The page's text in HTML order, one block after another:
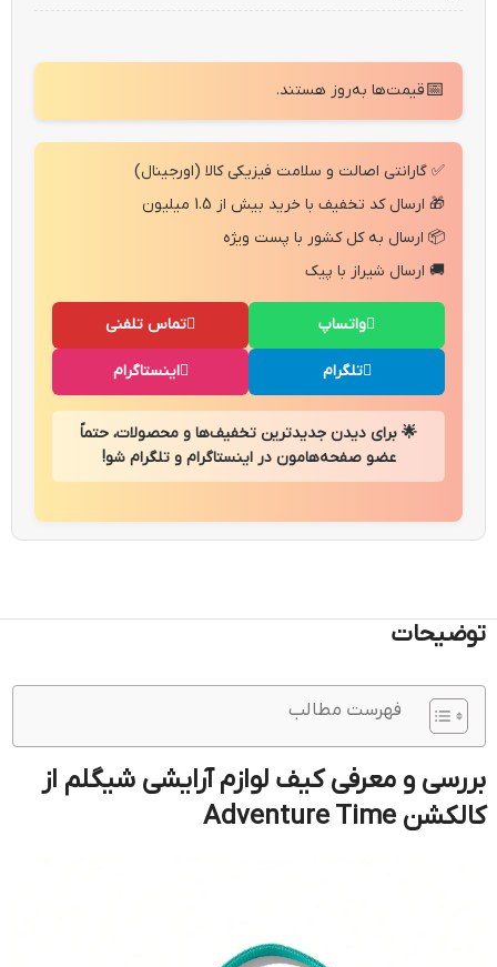
📅قیمت‌ها به‌روز هستند.
✅ گارانتی اصالت و سلامت فیزیکی کالا (اورجینال)
🎁 ارسال کد تخفیف با خرید بیش از 1.5 میلیون
📦 ارسال به کل کشور با پست ویژه
🚚 ارسال شیراز با پیک
تماس تلفنی واتساپ
اینستاگرام تلگرام
🌟 برای دیدن جدیدترین تخفیف‌ها و محصولات، حتماً
عضو صفحه‌هامون در اینستاگرام و تلگرام شو!
توضیحات
فهرست مطالب
بررسی و معرفی کیف لوازم آرایشی شیگلم از
کالکشن Adventure Time